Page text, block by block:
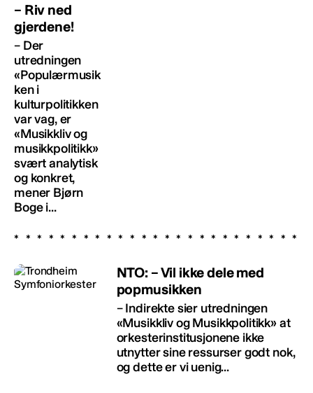
– Riv ned
gjerdene!
– Der
utredningen
«Populærmusik
ken i
kulturpolitikken
var vag, er
«Musikkliv og
musikkpolitikk»
svært analytisk
og konkret,
mener Bjørn
Boge i...
NTO: – Vil ikke dele med
popmusikken
– Indirekte sier utredningen
«Musikkliv og Musikkpolitikk» at
orkesterinstitusjonene ikke
utnytter sine ressurser godt nok,
og dette er vi uenig...